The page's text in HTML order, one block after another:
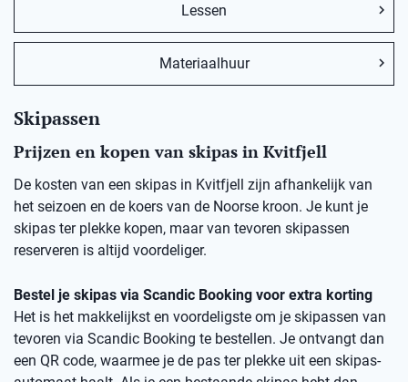
Lessen
Materiaalhuur
Skipassen
Prijzen en kopen van skipas in Kvitfjell
De kosten van een skipas in Kvitfjell zijn afhankelijk van
het seizoen en de koers van de Noorse kroon. Je kunt je
skipas ter plekke kopen, maar van tevoren skipassen
reserveren is altijd voordeliger.
Bestel je skipas via Scandic Booking voor extra korting
Het is het makkelijkst en voordeligste om je skipassen van
tevoren via Scandic Booking te bestellen. Je ontvangt dan
een QR code, waarmee je de pas ter plekke uit een skipas-